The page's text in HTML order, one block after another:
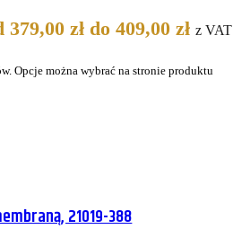
zł do 409,00 zł z VAT
Opcje można wybrać na stronie produktu
21019-388